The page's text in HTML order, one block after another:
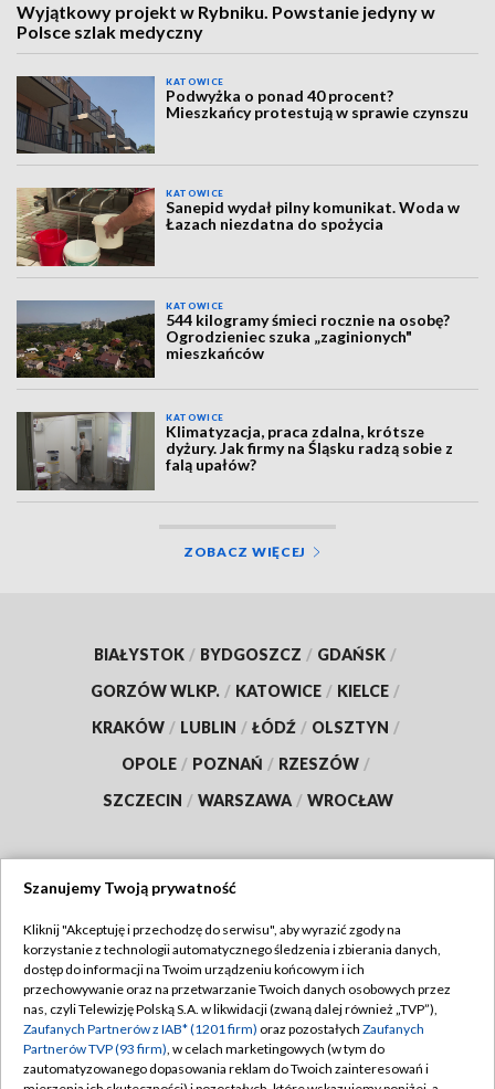
Wyjątkowy projekt w Rybniku. Powstanie jedyny w
Polsce szlak medyczny
KATOWICE
Podwyżka o ponad 40 procent?
Mieszkańcy protestują w sprawie czynszu
KATOWICE
Sanepid wydał pilny komunikat. Woda w
Łazach niezdatna do spożycia
KATOWICE
544 kilogramy śmieci rocznie na osobę?
Ogrodzieniec szuka „zaginionych"
mieszkańców
KATOWICE
Klimatyzacja, praca zdalna, krótsze
dyżury. Jak firmy na Śląsku radzą sobie z
falą upałów?
ZOBACZ WIĘCEJ
BIAŁYSTOK / BYDGOSZCZ / GDAŃSK /
GORZÓW WLKP. / KATOWICE / KIELCE /
KRAKÓW / LUBLIN / ŁÓDŹ / OLSZTYN /
OPOLE / POZNAŃ / RZESZÓW /
SZCZECIN / WARSZAWA / WROCŁAW
TVP
Abonament TVP
Emisja w TVP
Centrum informacji TVP
Regulamin TVP
Polityka prywatności
Moje zgody
Szanujemy Twoją prywatność
Kliknij "Akceptuję i przechodzę do serwisu", aby wyrazić zgody na
korzystanie z technologii automatycznego śledzenia i zbierania danych,
dostęp do informacji na Twoim urządzeniu końcowym i ich
przechowywanie oraz na przetwarzanie Twoich danych osobowych przez
nas, czyli Telewizję Polską S.A. w likwidacji (zwaną dalej również „TVP”),
Zaufanych Partnerów z IAB* (1201 firm) oraz pozostałych Zaufanych
Partnerów TVP (93 firm), w celach marketingowych (w tym do
zautomatyzowanego dopasowania reklam do Twoich zainteresowań i